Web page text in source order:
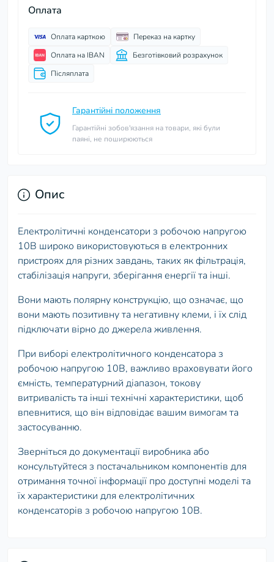
Оплата
Оплата карткою
Переказ на картку
Оплата на IBAN
Безготівковий розрахунок
Післяплата
Гарантійні положення
Гарантійні зобов'язання на товари, які були
паяні, не поширюються
Опис
Електролітичні конденсатори з робочою напругою
10В широко використовуються в електронних
пристроях для різних завдань, таких як фільтрація,
стабілізація напруги, зберігання енергії та інші.
Вони мають полярну конструкцію, що означає, що
вони мають позитивну та негативну клеми, і їх слід
підключати вірно до джерела живлення.
При виборі електролітичного конденсатора з
робочою напругою 10В, важливо враховувати його
ємність, температурний діапазон, токову
витривалість та інші технічні характеристики, щоб
впевнитися, що він відповідає вашим вимогам та
застосуванню.
Зверніться до документації виробника або
консультуйтеся з постачальником компонентів для
отримання точної інформації про доступні моделі та
їх характеристики для електролітичних
конденсаторів з робочою напругою 10В.